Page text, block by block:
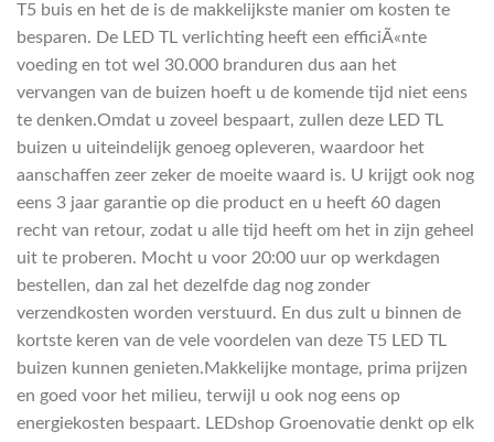
T5 buis en het de is de makkelijkste manier om kosten te
besparen. De LED TL verlichting heeft een efficiÃ«nte
voeding en tot wel 30.000 branduren dus aan het
vervangen van de buizen hoeft u de komende tijd niet eens
te denken.Omdat u zoveel bespaart, zullen deze LED TL
buizen u uiteindelijk genoeg opleveren, waardoor het
aanschaffen zeer zeker de moeite waard is. U krijgt ook nog
eens 3 jaar garantie op die product en u heeft 60 dagen
recht van retour, zodat u alle tijd heeft om het in zijn geheel
uit te proberen. Mocht u voor 20:00 uur op werkdagen
bestellen, dan zal het dezelfde dag nog zonder
verzendkosten worden verstuurd. En dus zult u binnen de
kortste keren van de vele voordelen van deze T5 LED TL
buizen kunnen genieten.Makkelijke montage, prima prijzen
en goed voor het milieu, terwijl u ook nog eens op
energiekosten bespaart. LEDshop Groenovatie denkt op elk